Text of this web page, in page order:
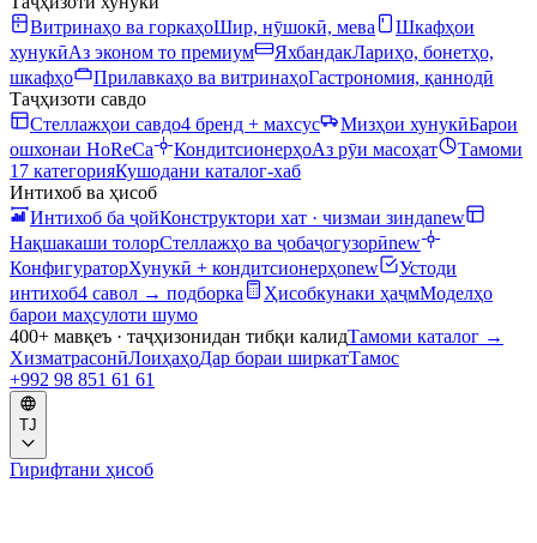
Витринаҳо ва горкаҳоШир, нӯшокӣ, мева
Шкафҳои
хунукӣАз эконом то премиум ЯхбандакЛариҳо, бонетҳо,
шкафҳо
Прилавкаҳо ва витринаҳоГастрономия, қаннодӣ
Таҷҳизоти савдо
Стеллажҳои савдо4 бренд + махсус Мизҳои хунукӣБарои
ошхонаи HoReCa
КондитсионерҳоАз рӯи масоҳат
Тамоми
17 категорияКушодани каталог-хаб
Интихоб ва ҳисоб
Интихоб ба ҷойКонструктори хат · чизмаи зиндаnew
Нақшакаши толорСтеллажҳо ва ҷобаҷогузорӣnew
КонфигураторХунукӣ + кондитсионерҳоnew
Устоди
интихоб4 савол → подборка Ҳисобкунаки ҳаҷмМоделҳо
барои маҳсулоти шумо
400+ мавқеъ · таҷҳизонидан тибқи калидТамоми каталог →
ХизматрасонӣЛоиҳаҳоДар бораи ширкатТамос
+992 98 851 61 61
TJ
Гирифтани ҳисоб